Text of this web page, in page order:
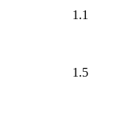
1.1
1.5